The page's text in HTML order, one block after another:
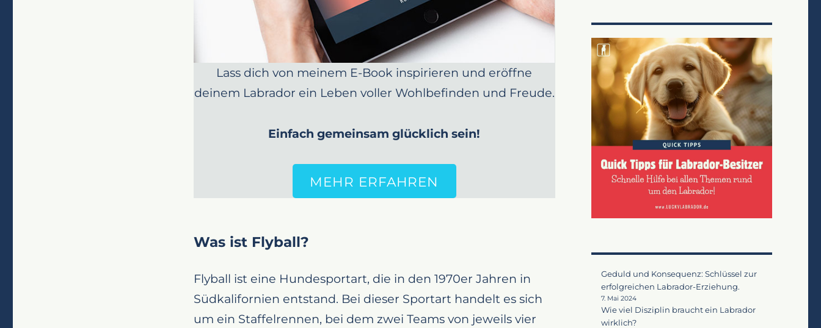
Lass dich von meinem E-Book inspirieren und eröffne
deinem Labrador ein Leben voller Wohlbefinden und Freude.
Einfach gemeinsam glücklich sein!
MEHR ERFAHREN
Was ist Flyball?
Flyball ist eine Hundesportart, die in den 1970er Jahren in
Südkalifornien entstand. Bei dieser Sportart handelt es sich
um ein Staffelrennen, bei dem zwei Teams von jeweils vier
Geduld und Konsequenz: Schlüssel zur
erfolgreichen Labrador-Erziehung.
7. Mai 2024
Wie viel Disziplin braucht ein Labrador
wirklich?